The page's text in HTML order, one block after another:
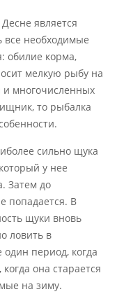
является
все необходимые
обилие корма,
мелкую рыбу на
и многочисленных
то рыбалка
сильно щука
у нее
Затем до
попадается. В
щуки вновь
ловить в
один период, когда
она старается
на зиму.